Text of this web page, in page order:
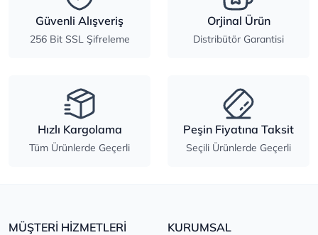
Güvenli Alışveriş
256 Bit SSL Şifreleme
Orjinal Ürün
Distribütör Garantisi
Hızlı Kargolama
Tüm Ürünlerde Geçerli
Peşin Fiyatına Taksit
Seçili Ürünlerde Geçerli
MÜŞTERİ HİZMETLERİ KURUMSAL